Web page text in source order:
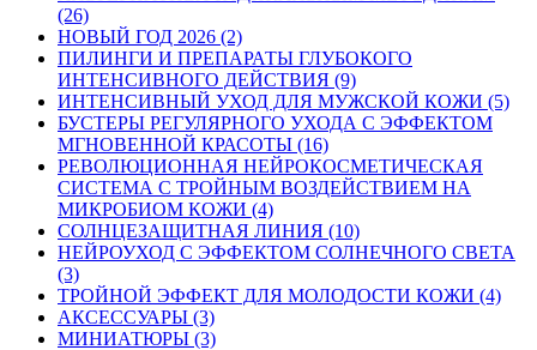
(26)
НОВЫЙ ГОД 2026 (2)
ПИЛИНГИ И ПРЕПАРАТЫ ГЛУБОКОГО
ИНТЕНСИВНОГО ДЕЙСТВИЯ (9)
ИНТЕНСИВНЫЙ УХОД ДЛЯ МУЖСКОЙ КОЖИ (5)
БУСТЕРЫ РЕГУЛЯРНОГО УХОДА С ЭФФЕКТОМ
МГНОВЕННОЙ КРАСОТЫ (16)
РЕВОЛЮЦИОННАЯ НЕЙРОКОСМЕТИЧЕСКАЯ
СИСТЕМА С ТРОЙНЫМ ВОЗДЕЙСТВИЕМ НА
МИКРОБИОМ КОЖИ (4)
СОЛНЦЕЗАЩИТНАЯ ЛИНИЯ (10)
НЕЙРОУХОД С ЭФФЕКТОМ СОЛНЕЧНОГО СВЕТА
(3)
ТРОЙНОЙ ЭФФЕКТ ДЛЯ МОЛОДОСТИ КОЖИ (4)
АКСЕССУАРЫ (3)
МИНИАТЮРЫ (3)